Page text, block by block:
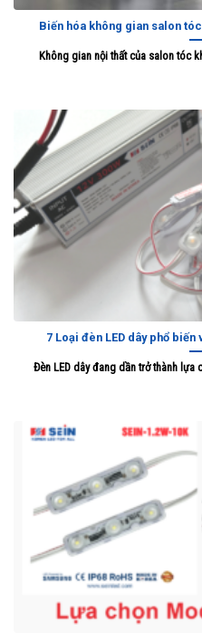
Biến hóa không gian salon
Không gian nội thất của salon tóc
7 Loại đèn LED dây phổ
Đèn LED dây đang dần trở thành lựa